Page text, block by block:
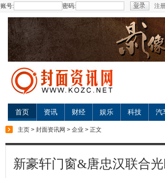
账号: 密码: 注
首页 资讯 财经 娱乐 科技 汽
主页 > 封面资讯网 > 企业 > 正文
新豪轩门窗&唐忠汉联合